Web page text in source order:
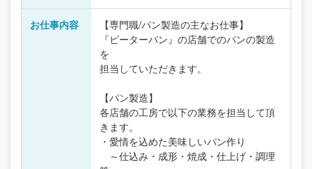
お仕事内容
【専門職/パン製造の主なお仕事】
『ピーターパン』の店舗でのパンの製造
を
担当していただきます。
【パン製造】
各店舗の工房で以下の業務を担当して頂
きます。
・愛情を込めた美味しいパン作り
～仕込み・成形・焼成・仕上げ・調理